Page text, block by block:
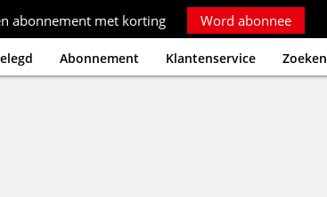
abonnement met korting Word abonnee
Abonnement Klantenservice Zoeken